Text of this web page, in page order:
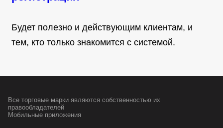
Будет полезно и действующим клиентам, и
тем, кто только знакомится с системой.
Все торговые марки являются собственностью их
правообладателей
Мобильные приложения